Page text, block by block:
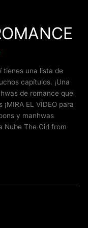
tienes una lista de
capítulos. ¡Una
de romance que
EL VÍDEO para
y manhwas
Nube The Girl from